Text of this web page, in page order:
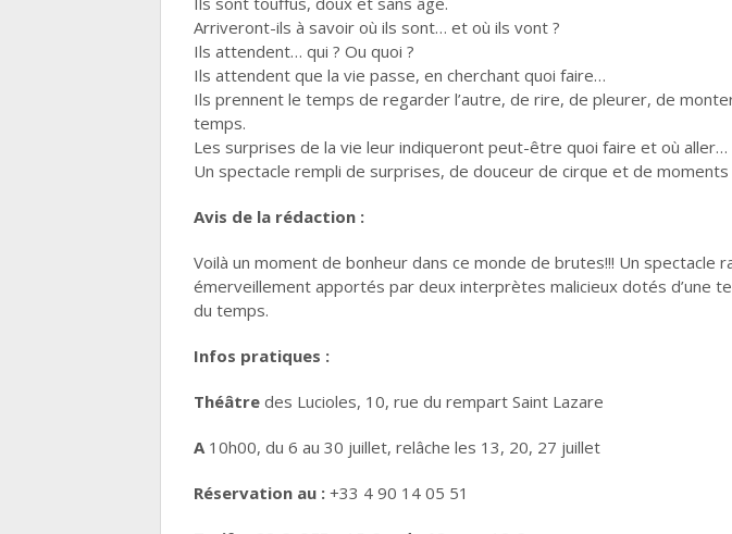
Arriveront-ils à savoir où ils sont… et où ils vont ?
Ils attendent… qui ? Ou quoi ?
Ils attendent que la vie passe, en cherchant quoi faire…
Ils prennent le temps de regarder l’autre, de rire, de pleurer, de
temps.
Les surprises de la vie leur indiqueront peut-être quoi faire et où aller…
Un spectacle rempli de surprises, de douceur de cirque et de moments
Avis de la rédaction :
Voilà un moment de bonheur dans ce monde de brutes!!! Un
émerveillement apportés par deux interprètes malicieux dotés d’une
du temps.
Infos pratiques :
Théâtre des Lucioles, 10, rue du rempart Saint Lazare
A10h00, du 6 au 30 juillet, relâche les 13, 20, 27 juillet
Réservation au : +33 4 90 14 05 51